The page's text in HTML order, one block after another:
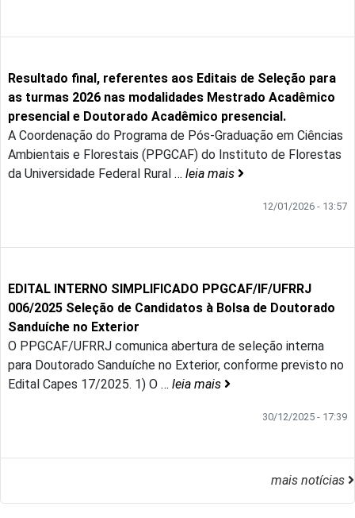
Resultado final, referentes aos Editais de Seleção para
as turmas 2026 nas modalidades Mestrado Acadêmico
presencial e Doutorado Acadêmico presencial.
A Coordenação do Programa de Pós-Graduação em Ciências
Ambientais e Florestais (PPGCAF) do Instituto de Florestas
da Universidade Federal Rural … leia mais
12/01/2026 - 13:57
EDITAL INTERNO SIMPLIFICADO PPGCAF/IF/UFRRJ
006/2025 Seleção de Candidatos à Bolsa de Doutorado
Sanduíche no Exterior
O PPGCAF/UFRRJ comunica abertura de seleção interna
para Doutorado Sanduíche no Exterior, conforme previsto no
Edital Capes 17/2025. 1) O … leia mais
30/12/2025 - 17:39
mais notícias